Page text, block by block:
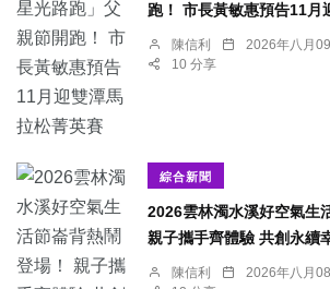
跑！ 市長黃敏惠預告11月
陳信利 2026年八月
10 分享
綜合新聞
2026雲林濁水溪好空氣生
親子攜手齊體驗 共創永續
陳信利 2026年八月